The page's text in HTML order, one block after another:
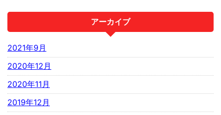
アーカイブ
2021年9月
2020年12月
2020年11月
2019年12月